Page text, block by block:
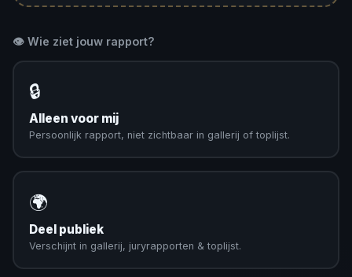
👁️ Wie ziet jouw rapport?
🔒
Alleen voor mij
Persoonlijk rapport, niet zichtbaar in gallerij of toplijst.
🌍
Deel publiek
Verschijnt in gallerij, juryrapporten & toplijst.